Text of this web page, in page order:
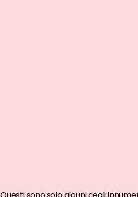
Questi sono solo alcuni degli